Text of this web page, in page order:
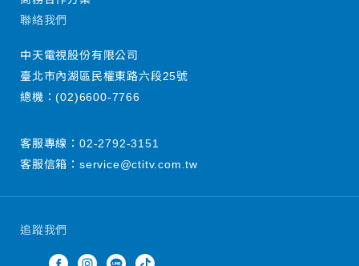
追蹤我們
聯絡我們
中天電視股份有限公司
臺北市內湖區民權東路六段25號
總機：(02)6600-7766
客服專線： 02-2792-3151
客服信箱： service@ctitv.com.tw